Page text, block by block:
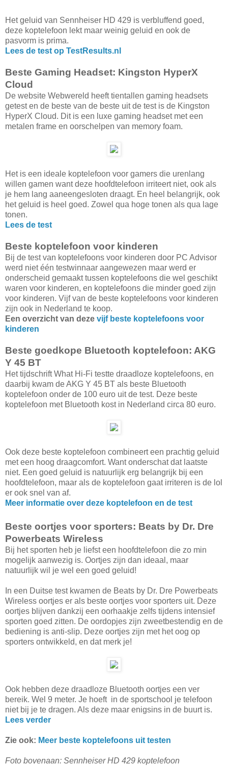
Het geluid van Sennheiser HD 429 is verbluffend goed,
deze koptelefoon lekt maar weinig geluid en ook de
pasvorm is prima.
Lees de test op TestResults.nl
Beste Gaming Headset: Kingston HyperX
Cloud
De website Webwereld heeft tientallen gaming headsets
getest en de beste van de beste uit de test is de Kingston
HyperX Cloud. Dit is een luxe gaming headset met een
metalen frame en oorschelpen van memory foam.
Het is een ideale koptelefoon voor gamers die urenlang
willen gamen want deze hoofdtelefoon irriteert niet, ook als
je hem lang aaneengesloten draagt. En heel belangrijk, ook
het geluid is heel goed. Zowel qua hoge tonen als qua lage
tonen.
Lees de test
Beste koptelefoon voor kinderen
Bij de test van koptelefoons voor kinderen door PC Advisor
werd niet één testwinnaar aangewezen maar werd er
onderscheid gemaakt tussen koptelefoons die wel geschikt
waren voor kinderen, en koptelefoons die minder goed zijn
voor kinderen. Vijf van de beste koptelefoons voor kinderen
zijn ook in Nederland te koop.
Een overzicht van deze vijf beste koptelefoons voor
kinderen
Beste goedkope Bluetooth koptelefoon: AKG
Y 45 BT
Het tijdschrift What Hi-Fi testte draadloze koptelefoons, en
daarbij kwam de AKG Y 45 BT als beste Bluetooth
koptelefoon onder de 100 euro uit de test. Deze beste
koptelefoon met Bluetooth kost in Nederland circa 80 euro.
Ook deze beste koptelefoon combineert een prachtig geluid
met een hoog draagcomfort. Want onderschat dat laatste
niet. Een goed geluid is natuurlijk erg belangrijk bij een
hoofdtelefoon, maar als de koptelefoon gaat irriteren is de lol
er ook snel van af.
Meer informatie over deze koptelefoon en de test
Beste oortjes voor sporters: Beats by Dr. Dre
Powerbeats Wireless
Bij het sporten heb je liefst een hoofdtelefoon die zo min
mogelijk aanwezig is. Oortjes zijn dan ideaal, maar
natuurlijk wil je wel een goed geluid!
In een Duitse test kwamen de Beats by Dr. Dre Powerbeats
Wireless oortjes er als beste oortjes voor sporters uit. Deze
oortjes blijven dankzij een oorhaakje zelfs tijdens intensief
sporten goed zitten. De oordopjes zijn zweetbestendig en de
bediening is anti-slip. Deze oortjes zijn met het oog op
sporters ontwikkeld, en dat merk je!
Ook hebben deze draadloze Bluetooth oortjes een ver
bereik. Wel 9 meter. Je hoeft in de sportschool je telefoon
niet bij je te dragen. Als deze maar enigsins in de buurt is.
Lees verder
Zie ook: Meer beste koptelefoons uit testen
Foto bovenaan: Sennheiser HD 429 koptelefoon